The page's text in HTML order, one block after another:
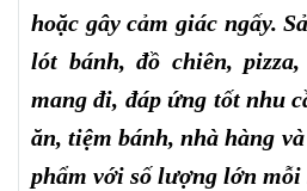
hoặc gây cảm giác ngấy.
lót bánh, đồ chiên,
mang đi, đáp ứng tốt nhu
ăn, tiệm bánh, nhà hàng
phẩm với số lượng lớn mỗi